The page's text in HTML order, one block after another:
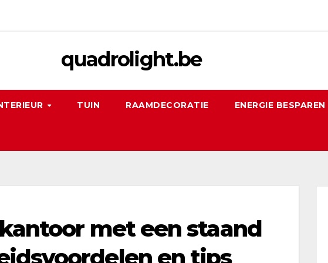
quadrolight.be
TUIN RAAMDECORATIE ENERGIE BESPAREN
met een staand
en tips